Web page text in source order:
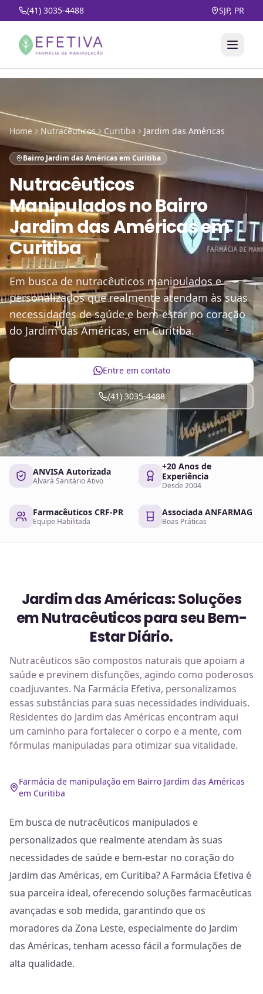
(41) 3035-4488 SJP, PR
Home Nutracêuticos Curitiba Jardim das Américas
Bairro Jardim das Américas em Curitiba
Nutracêuticos
ManipuladosnoBairro
Jardim das Américas em
Curitiba
Em busca de nutracêuticos manipulados e
personalizados que realmente atendam às suas
necessidades de saúde e bem-estar no coração
do Jardim das Américas, em Curitiba.
Entre em contato
(41) 3035-4488
ANVISA Autorizada
Alvará Sanitário Ativo
+20 Anos de
Experiência
Desde 2004
Farmacêuticos CRF-PR
Equipe Habilitada
Associada ANFARMAG
Boas Práticas
Jardim das Américas: Soluções
em Nutracêuticos para seu Bem-
Estar Diário.
Nutracêuticos são compostos naturais que apoiam a
saúde e previnem disfunções, agindo como poderosos
coadjuvantes. Na Farmácia Efetiva, personalizamos
essas substâncias para suas necessidades individuais.
Residentes do Jardim das Américas encontram aqui
um caminho para fortalecer o corpo e a mente, com
fórmulas manipuladas para otimizar sua vitalidade.
Farmácia de manipulação em Bairro Jardim das Américas
em Curitiba
Em busca de nutracêuticos manipulados e
personalizados que realmente atendam às suas
necessidades de saúde e bem-estar no coração do
Jardim das Américas, em Curitiba? A Farmácia Efetiva é
sua parceira ideal, oferecendo soluções farmacêuticas
avançadas e sob medida, garantindo que os
moradores da Zona Leste, especialmente do Jardim
das Américas, tenham acesso fácil a formulações de
alta qualidade.